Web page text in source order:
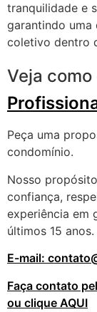
tranquilidade e
garantindo uma
coletivo dentro
Veja
Peça uma
condomínio.
Nosso
confiança,
experiência em
últimos 15 anos.
E-mail:
Faça contato
ou clique AQUI